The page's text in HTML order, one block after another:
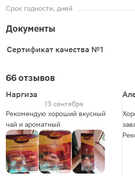
Срок годности, дней
Документы
Сертификат качества №1
66 отзывов
Наргиза
13 сентября
Рекомендую хороший вкусный
чай и ароматный